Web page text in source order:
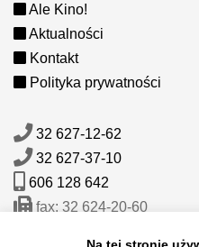
Ale Kino!
Aktualności
Kontakt
Polityka prywatności
32 627-12-62
32 627-37-10
606 128 642
fax: 32 624-20-60